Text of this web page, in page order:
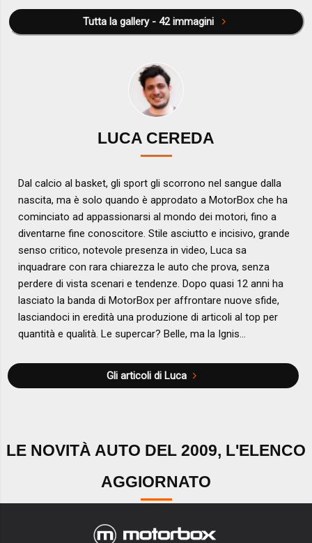
Tutta la gallery - 42 immagini
LUCA CEREDA
Dal calcio al basket, gli sport gli scorrono nel sangue dalla
nascita, ma è solo quando è approdato a MotorBox che ha
cominciato ad appassionarsi al mondo dei motori, fino a
diventarne fine conoscitore. Stile asciutto e incisivo, grande
senso critico, notevole presenza in video, Luca sa
inquadrare con rara chiarezza le auto che prova, senza
perdere di vista scenari e tendenze. Dopo quasi 12 anni ha
lasciato la banda di MotorBox per affrontare nuove sfide,
lasciandoci in eredità una produzione di articoli al top per
quantità e qualità. Le supercar? Belle, ma la Ignis...
Gli articoli di Luca
LE NOVITÀ AUTO DEL 2009, L'ELENCO
AGGIORNATO